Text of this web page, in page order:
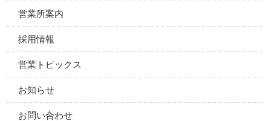
営業所案内
採用情報
営業トピックス
お知らせ
お問い合わせ